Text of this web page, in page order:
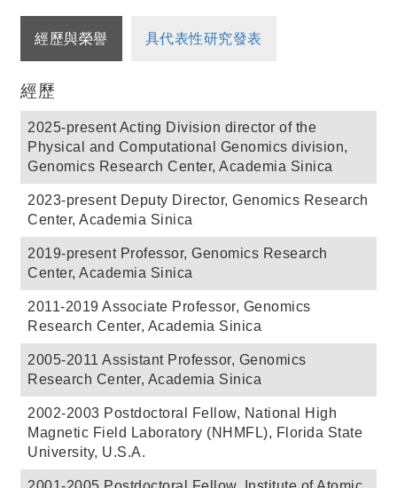
經歷與榮譽 具代表性研究發表
經歷
2025-present Acting Division director of the
Physical and Computational Genomics division,
Genomics Research Center, Academia Sinica
2023-present Deputy Director, Genomics Research
Center, Academia Sinica
2019-present Professor, Genomics Research
Center, Academia Sinica
2011-2019 Associate Professor, Genomics
Research Center, Academia Sinica
2005-2011 Assistant Professor, Genomics
Research Center, Academia Sinica
2002-2003 Postdoctoral Fellow, National High
Magnetic Field Laboratory (NHMFL), Florida State
University, U.S.A.